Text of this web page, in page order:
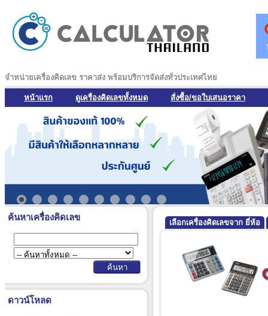
จำหน่ายเครื่องคิดเลข ราคาส่ง พร้อมบริการจัดส่งทั่วประเทศไทย
หน้าแรก ดูเครื่องคิดเลขทั้งหมด สั่งซื้อ/ขอใบเสนอราคา
ค้นหาเครื่องคิดเลข
ดาวน์โหลด
เลือกเครื่องคิดเลขจาก ยี่ห้อ